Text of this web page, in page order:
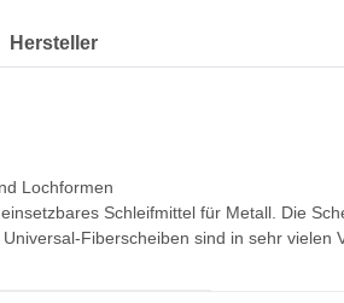
Hersteller
Lochformen
Schleifmittel für Metall. Die
Fiberscheiben sind in sehr